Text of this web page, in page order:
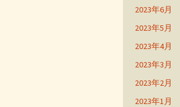
2023年6月
2023年5月
2023年4月
2023年3月
2023年2月
2023年1月